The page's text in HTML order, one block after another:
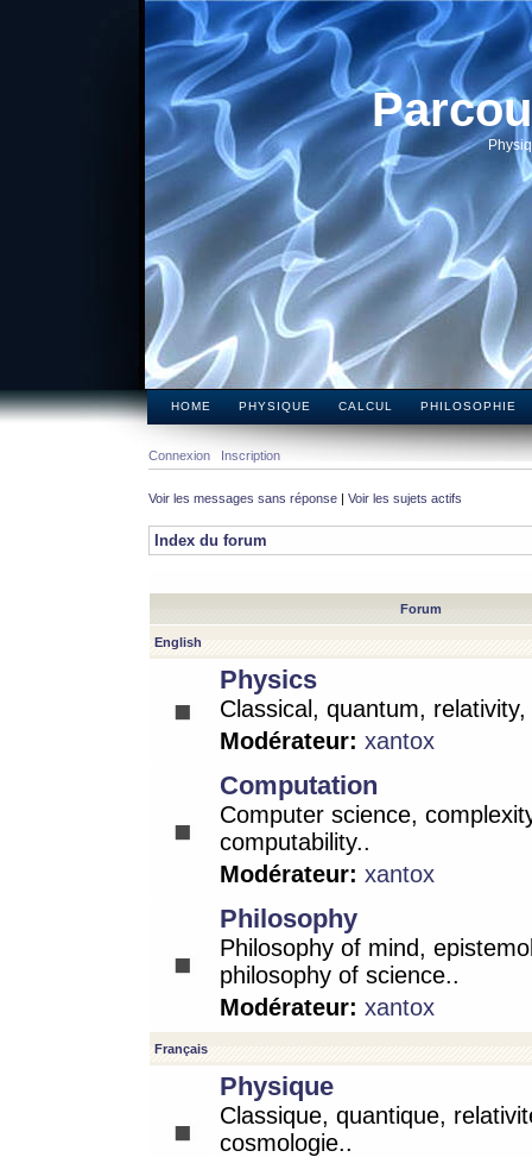
HOME PHYSIQUE CALCUL PHILOSOPHIE
Connexion Inscription
Voir les messages sans réponse | Voir les sujets actifs
Index du forum
Forum
English
Physics
Classical, quantum,
Modérateur: xantox
Computation
Computer science,
computability..
Modérateur: xantox
Philosophy
Philosophy of mind,
philosophy of science..
Modérateur: xantox
Français
Physique
Classique, quantique,
cosmologie..